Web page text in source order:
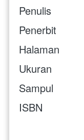
Penulis
Penerbit
Halaman
Ukuran
Sampul
ISBN